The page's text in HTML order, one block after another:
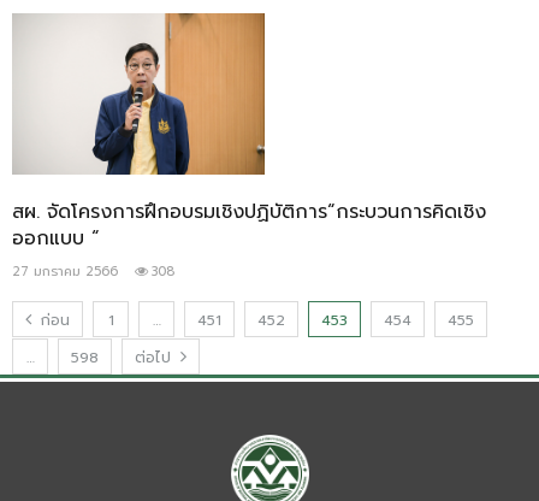
สผ. จัดโครงการฝึกอบรมเชิงปฏิบัติการ“กระบวนการคิดเชิง
ออกแบบ “
27 มกราคม 2566 308
ก่อน 1 … 451 452 453 454
455
…
598 ต่อไป